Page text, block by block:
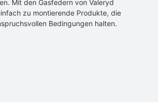
Mit den Gasfedern von Valeryd
zu montierende Produkte, die
Bedingungen halten.